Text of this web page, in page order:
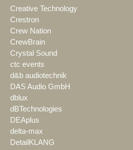
Creative Technology
Crestron
Crew Nation
CrewBrain
Crystal Sound
ctc events
d&b audiotechnik
DAS Audio GmbH
dblux
dBTechnologies
DEAplus
delta-max
DetailKLANG